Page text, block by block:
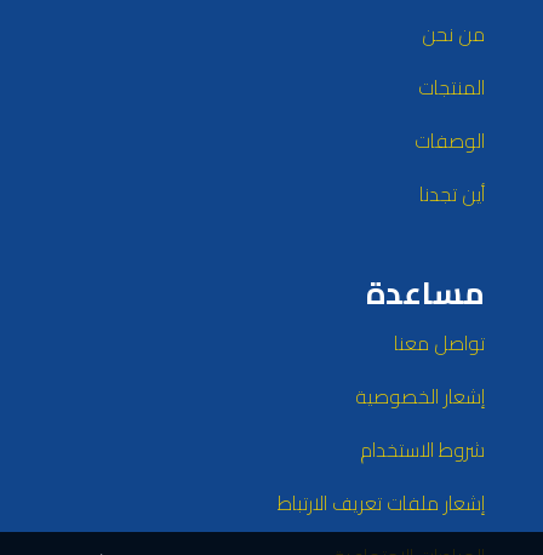
من نحن
المنتجات
الوصفات
أين تجدنا
مساعدة
تواصل معنا
إشعار الخصوصية
شروط الاستخدام
إشعار ملفات تعريف الارتباط